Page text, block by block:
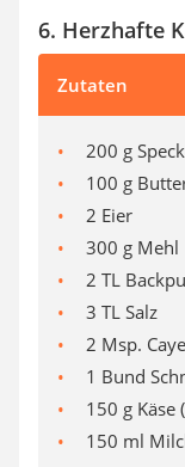
6. Herzhafte
Zutaten
200 g
100 g
2 Eier
300 g Mehl
2 TL
3 TL Salz
2 Msp.
1 Bund
150 g Käse
150 ml